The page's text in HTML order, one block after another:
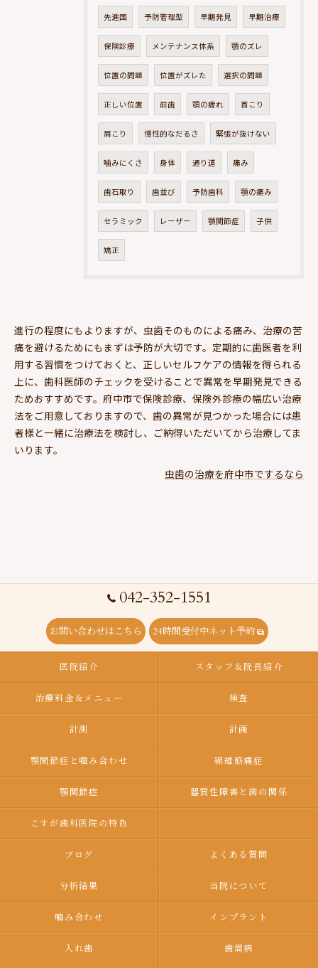
先進国 予防管理型 早期発見 早期治療
保険診療 メンテナンス体系 顎のズレ
位置の問題 位置がズレた 選択の問題
正しい位置 前歯 顎の疲れ 首こり
肩こり 慢性的なだるさ 緊張が抜けない
噛みにくさ 身体 通り道 痛み
歯石取り 歯並び 予防歯科 顎の痛み
セラミック レーザー 顎関節症 子供
矯正
進行の程度にもよりますが、虫歯そのものによる痛み、治療の苦
痛を避けるためにもまずは予防が大切です。定期的に歯医者を利
用する習慣をつけておくと、正しいセルフケアの情報を得られる
上に、歯科医師のチェックを受けることで異常を早期発見できる
ためおすすめです。府中市で保険診療、保険外診療の幅広い治療
法をご用意しておりますので、歯の異常が見つかった場合には患
者様と一緒に治療法を検討し、ご納得いただいてから治療してま
いります。
虫歯の治療を府中市でするなら
042-352-1551
お問い合わせはこちら 24時間受付中ネット予約
医院紹介 スタッフ＆院長紹介
治療料金＆メニュー 検査
計測 計画
顎関節症と噛み合わせ 線維筋痛症
顎関節症 器質性障害と歯の関係
こすが歯科医院の特色
ブログ よくある質問
分析結果 当院について
嚙み合わせ インプラント
入れ歯 歯周病